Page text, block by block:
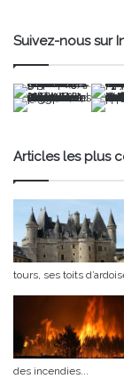
Suivez-nous sur
Articles les plus
tours, ses toits
des incendies...